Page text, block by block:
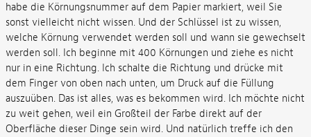
habe die Körnungsnummer auf dem Papier markiert, weil Sie
sonst vielleicht nicht wissen. Und der Schlüssel ist zu wissen,
welche Körnung verwendet werden soll und wann sie gewechselt
werden soll. Ich beginne mit 400 Körnungen und ziehe es nicht
nur in eine Richtung. Ich schalte die Richtung und drücke mit
dem Finger von oben nach unten, um Druck auf die Füllung
auszuüben. Das ist alles, was es bekommen wird. Ich möchte nicht
zu weit gehen, weil ein Großteil der Farbe direkt auf der
Oberfläche dieser Dinge sein wird. Und natürlich treffe ich den